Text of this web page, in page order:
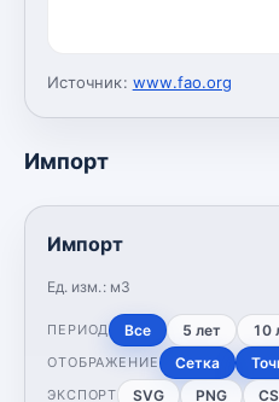
Источник: www.fao.org
Импорт
Импорт
Ед. изм.: м3
ПЕРИОД Все 5 лет 10
ОТОБРАЖЕНИЕ Сетка
ЭКСПОРТ SVG PNG